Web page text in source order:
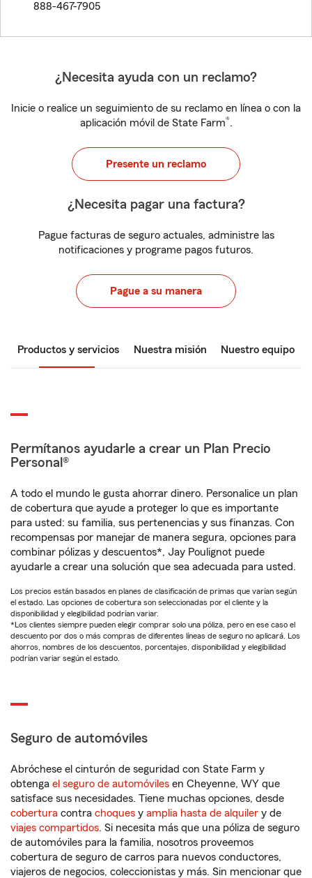
888-467-7905
¿Necesita ayuda con un reclamo?
Inicie o realice un seguimiento de su reclamo en línea o con la
aplicación móvil de State Farm®.
Presente un reclamo
¿Necesita pagar una factura?
Pague facturas de seguro actuales, administre las
notificaciones y programe pagos futuros.
Pague a su manera
Productos y servicios Nuestra misión Nuestro equipo
Permítanos ayudarle a crear un Plan Precio
Personal®
A todo el mundo le gusta ahorrar dinero. Personalice un plan
de cobertura que ayude a proteger lo que es importante
para usted: su familia, sus pertenencias y sus finanzas. Con
recompensas por manejar de manera segura, opciones para
combinar pólizas y descuentos*, Jay Poulignot puede
ayudarle a crear una solución que sea adecuada para usted.
Los precios están basados en planes de clasificación de primas que varían según
el estado. Las opciones de cobertura son seleccionadas por el cliente y la
disponibilidad y elegibilidad podrían variar.
*Los clientes siempre pueden elegir comprar solo una póliza, pero en ese caso el
descuento por dos o más compras de diferentes líneas de seguro no aplicará. Los
ahorros, nombres de los descuentos, porcentajes, disponibilidad y elegibilidad
podrían variar según el estado.
Seguro de automóviles
Abróchese el cinturón de seguridad con State Farm y
obtenga el seguro de automóviles en Cheyenne, WY que
satisface sus necesidades. Tiene muchas opciones, desde
cobertura contra choques y amplia hasta de alquiler y de
viajes compartidos. Si necesita más que una póliza de seguro
de automóviles para la familia, nosotros proveemos
cobertura de seguro de carros para nuevos conductores,
viajeros de negocios, coleccionistas y más. Sin mencionar que